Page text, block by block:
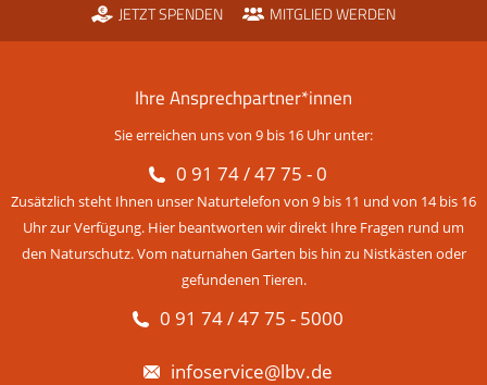
JETZT SPENDEN MITGLIED WERDEN
Ihre Ansprechpartner*innen
Sie erreichen uns von 9 bis 16 Uhr unter:
0 91 74 / 47 75 - 0
Zusätzlich steht Ihnen unser Naturtelefon von 9 bis 11 und von 14 bis 16
Uhr zur Verfügung. Hier beantworten wir direkt Ihre Fragen rund um
den Naturschutz. Vom naturnahen Garten bis hin zu Nistkästen oder
gefundenen Tieren.
0 91 74 / 47 75 - 5000
infoservice@lbv.de